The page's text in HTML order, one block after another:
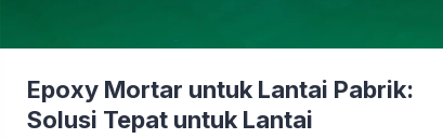
Epoxy Mortar untuk Lantai Pabrik:
Solusi Tepat untuk Lantai